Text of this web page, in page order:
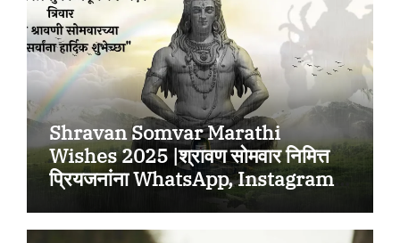
Shravan Somvar Marathi
Wishes 2025 |श्रावण सोमवार निमित्त
प्रियजनांना WhatsApp, Instagram,
Facebook वर पाठवा मराठी शुभेच्छा